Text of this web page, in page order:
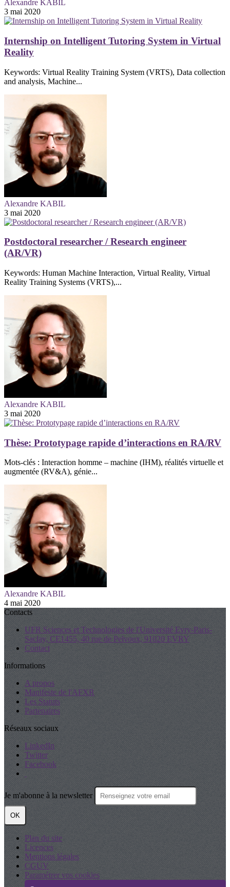
Alexandre KABIL
3 mai 2020
Internship on Intelligent Tutoring System in Virtual
Reality
Keywords: Virtual Reality Training System (VRTS), Data collection
and analysis, Machine...
Alexandre KABIL
3 mai 2020
Postdoctoral researcher / Research engineer
(AR/VR)
Keywords: Human Machine Interaction, Virtual Reality, Virtual
Reality Training Systems (VRTS),...
Alexandre KABIL
3 mai 2020
Thèse: Prototypage rapide d’interactions en RA/RV
Mots-clés : Interaction homme – machine (IHM), réalités virtuelle et
augmentée (RV&A), génie...
Alexandre KABIL
4 mai 2020
Contacts
UFR Sciences et Technologies de l'Université Evry-Paris-
Saclay, CE1455, 40 rue de Pelvoux, 91020 EVRY
Contact
Informations
A propos
Manifeste de l'AFXR
Les Statuts
Partenaires
Réseaux sociaux
LinkedIn
Twitter
Facebook
Je m'abonne à la newsletter
OK
Plan du site
Licences
Mentions légales
CGUV
Paramétrer vos cookies